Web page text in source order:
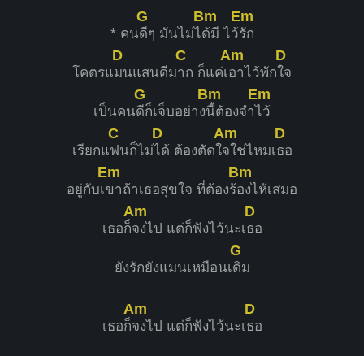
* คน
G
ดีๆ มันไม่ไ
Bm
ด้มี ไว้
Em
รัก
โคตรแ
D
มนแสนดีม
C
าก ก็แค่เ
Am
อาไว้พัก
D
ใจ
เป็นคน
G
ดีก็เจ็บอย่าง
Bm
นี้ต้องจำ
Em
ไว้
เรียกแ
C
ฟนก็ไม่
D
ได้ ต้องตัดใ
Am
จใช่ไหมเ
D
ธอ
อยู่กับเ
Em
ขาถ้าเธอสุขใจ ที่ต้องร้
Bm
องไห้เสมอ
เธอก็
Am
จงไป แต่ก็ฟังไว้นะเ
D
ธอ
ยังรักยังแมนเหมือนเ
G
ดิม
เธอก็
Am
จงไป แต่ก็ฟังไว้นะเ
D
ธอ